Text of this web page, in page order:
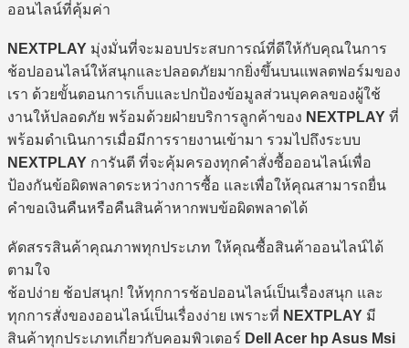
ออนไลน์ที่คุ้มค่า
NEXTPLAY มุ่งมั่นที่จะมอบประสบการณ์ที่ดีให้กับคุณในการ
ช้อปออนไลน์ให้สนุกและปลอดภัยมากยิ่งขึ้นบนแพลตฟอร์มของ
เรา ด้วยขั้นตอนการเก็บและปกป้องข้อมูลส่วนบุคคลของผู้ใช้
งานให้ปลอดภัย พร้อมด้วยฝ่ายบริการลูกค้าของ NEXTPLAY ที่
พร้อมดำเนินการเมื่อมีการรายงานเข้ามา รวมไปถึงระบบ
NEXTPLAY การันตี ที่จะคุ้มครองทุกคำสั่งซื้อออนไลน์เพื่อ
ป้องกันข้อผิดพลาดระหว่างการซื้อ และเพื่อให้คุณสามารถยื่น
คำขอเงินคืนหรือคืนสินค้าหากพบข้อผิดพลาดได้
คัดสรรสินค้าคุณภาพทุกประเภท ให้คุณซื้อสินค้าออนไลน์ได้
ตามใจ
ช้อปง่าย ช้อปสนุก! ให้ทุกการช้อปออนไลน์เป็นเรื่องสนุก และ
ทุกการสั่งของออนไลน์เป็นเรื่องง่าย เพราะที่ NEXTPLAY มี
สินค้าทุกประเภทเกี่ยวกับคอมพิวเตอร์ Dell Acer hp Asus Msi